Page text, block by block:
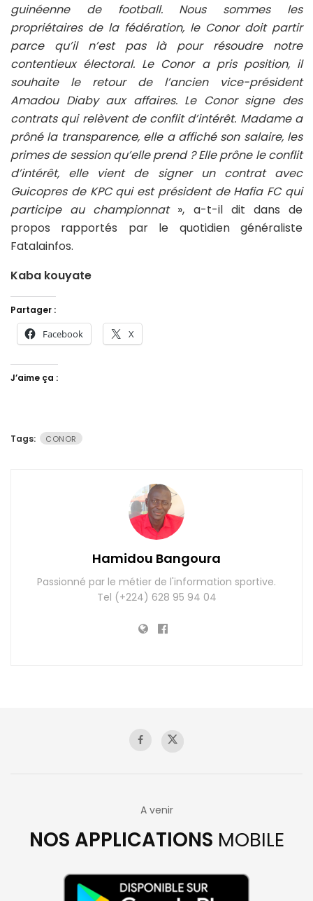
guinéenne de football. Nous sommes les
propriétaires de la fédération, le Conor doit partir
parce qu’il n’est pas là pour résoudre notre
contentieux électoral. Le Conor a pris position, il
souhaite le retour de l’ancien vice-président
Amadou Diaby aux affaires. Le Conor signe des
contrats qui relèvent de conflit d’intérêt. Madame a
prôné la transparence, elle a affiché son salaire, les
primes de session qu’elle prend ? Elle prône le conflit
d’intérêt, elle vient de signer un contrat avec
Guicopres de KPC qui est président de Hafia FC qui
participe au championnat», a-t-il dit dans de
propos rapportés par le quotidien généraliste
Fatalainfos.
Kaba kouyate
Partager :
Facebook X
J’aime ça :
Tags: CONOR
Hamidou Bangoura
Passionné par le métier de l'information sportive.
Tel (+224) 628 95 94 04
A venir
NOS APPLICATIONS MOBILE